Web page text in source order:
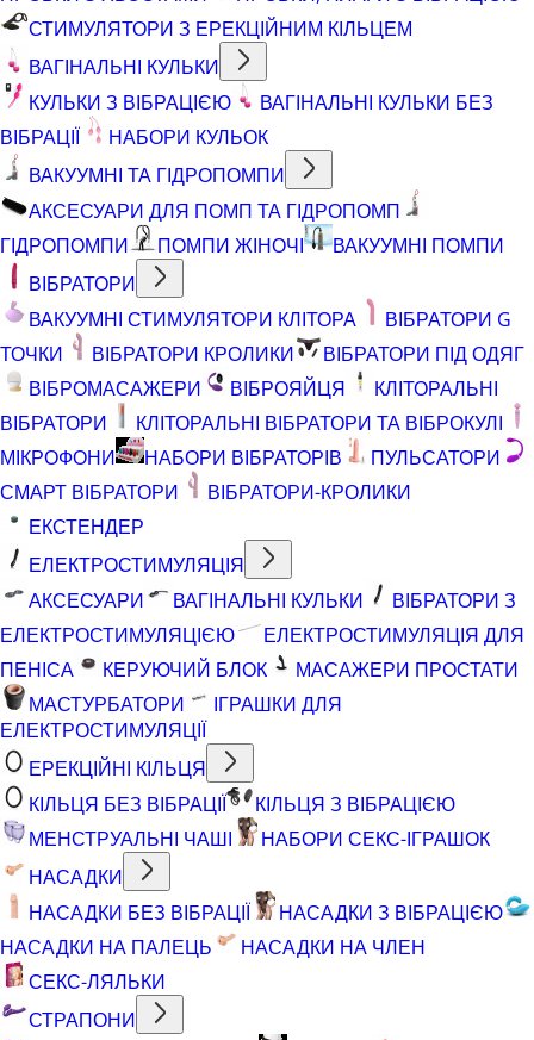
СТИМУЛЯТОРИ З ЕРЕКЦІЙНИМ КІЛЬЦЕМ
ВАГІНАЛЬНІ КУЛЬКИ
КУЛЬКИ З ВІБРАЦІЄЮ
ВАГІНАЛЬНІ КУЛЬКИ БЕЗ
ВІБРАЦІЇ
НАБОРИ КУЛЬОК
ВАКУУМНІ ТА ГІДРОПОМПИ
АКСЕСУАРИ ДЛЯ ПОМП ТА ГІДРОПОМП
ГІДРОПОМПИ
ПОМПИ ЖІНОЧІ
ВАКУУМНІ ПОМПИ
ВІБРАТОРИ
ВАКУУМНІ СТИМУЛЯТОРИ КЛІТОРА
ВІБРАТОРИ G
ТОЧКИ
ВІБРАТОРИ КРОЛИКИ
ВІБРАТОРИ ПІД ОДЯГ
ВІБРОМАСАЖЕРИ
ВІБРОЯЙЦЯ
КЛІТОРАЛЬНІ
ВІБРАТОРИ
КЛІТОРАЛЬНІ ВІБРАТОРИ ТА ВІБРОКУЛІ
МІКРОФОНИ
НАБОРИ ВІБРАТОРІВ
ПУЛЬСАТОРИ
СМАРТ ВІБРАТОРИ
ВІБРАТОРИ-КРОЛИКИ
ЕКСТЕНДЕР
ЕЛЕКТРОСТИМУЛЯЦІЯ
АКСЕСУАРИ
ВАГІНАЛЬНІ КУЛЬКИ
ВІБРАТОРИ З
ЕЛЕКТРОСТИМУЛЯЦІЄЮ
ЕЛЕКТРОСТИМУЛЯЦІЯ ДЛЯ
ПЕНІСА
КЕРУЮЧИЙ БЛОК
МАСАЖЕРИ ПРОСТАТИ
МАСТУРБАТОРИ
ІГРАШКИ ДЛЯ
ЕЛЕКТРОСТИМУЛЯЦІЇ
ЕРЕКЦІЙНІ КІЛЬЦЯ
КІЛЬЦЯ БЕЗ ВІБРАЦІЇ
КІЛЬЦЯ З ВІБРАЦІЄЮ
МЕНСТРУАЛЬНІ ЧАШІ
НАБОРИ СЕКС-ІГРАШОК
НАСАДКИ
НАСАДКИ БЕЗ ВІБРАЦІЇ
НАСАДКИ З ВІБРАЦІЄЮ
НАСАДКИ НА ПАЛЕЦЬ
НАСАДКИ НА ЧЛЕН
СЕКС-ЛЯЛЬКИ
СТРАПОНИ